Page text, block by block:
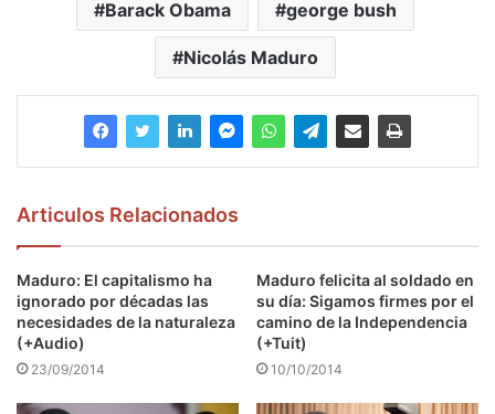
Barack Obama george bush
Nicolás Maduro
Articulos Relacionados
Maduro: El capitalismo ha
ignorado por décadas las
necesidades de la naturaleza
(+Audio)
23/09/2014
Maduro felicita al soldado en
su día: Sigamos firmes por el
camino de la Independencia
(+Tuit)
10/10/2014